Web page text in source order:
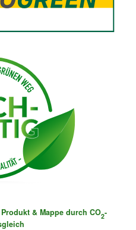
& Mappe durch CO2-